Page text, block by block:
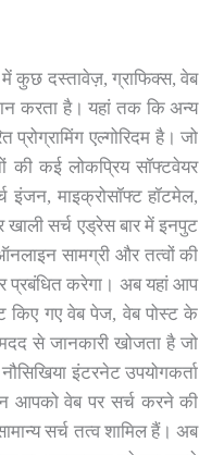
कुछ दस्तावेज़, ग्राफिक्स, वेब
करता है। यहां तक ​​कि अन्य
एल्गोरिदम है। जो
की कई लोकप्रिय सॉफ्टवेयर
इंजन, माइक्रोसॉफ्ट हॉटमेल,
सर्च एड्रेस बार में इनपुट
सामग्री और तत्वों की
प्रबंधित करेगा। अब यहां आप
किए गए वेब पेज, वेब पोस्ट के
से जानकारी खोजता है जो
इंटरनेट उपयोगकर्ता
आपको वेब पर सर्च करने की
सर्च तत्व शामिल हैं। अब